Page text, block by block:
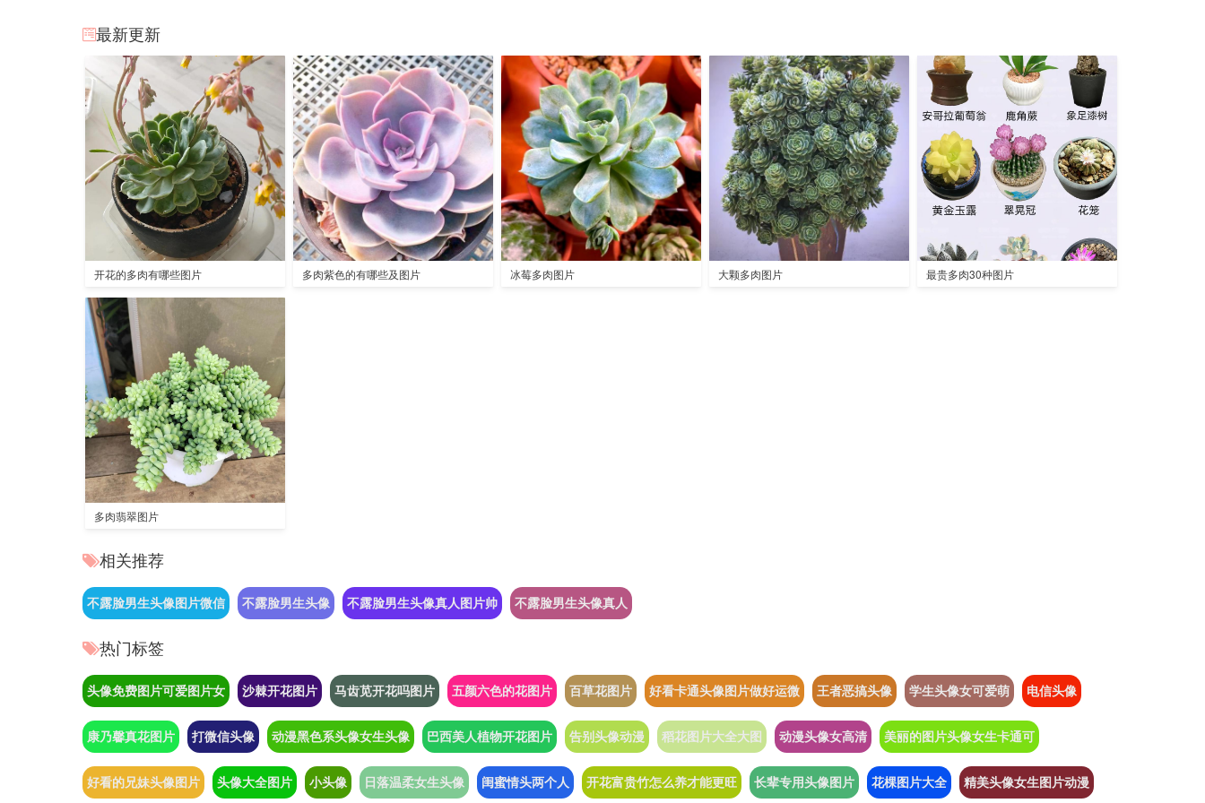
最新更新
开花的多肉有哪些图片 多肉紫色的有哪些及图片 冰莓多肉图片 大颗多肉图片 最贵多肉30种图片
多肉翡翠图片
相关推荐
不露脸男生头像图片微信 不露脸男生头像 不露脸男生头像真人图片帅 不露脸男生头像真人
热门标签
头像免费图片可爱图片女 沙棘开花图片 马齿苋开花吗图片 五颜六色的花图片 百草花图片 好看卡通头像图片做好运微 王者恶搞头像 学生头像女可爱萌 电信头像
康乃馨真花图片 打微信头像 动漫黑色系头像女生头像 巴西美人植物开花图片 告别头像动漫 稻花图片大全大图 动漫头像女高清 美丽的图片头像女生卡通可
好看的兄妹头像图片 头像大全图片 小头像 日落温柔女生头像 闺蜜情头两个人 开花富贵竹怎么养才能更旺 长辈专用头像图片 花棵图片大全 精美头像女生图片动漫